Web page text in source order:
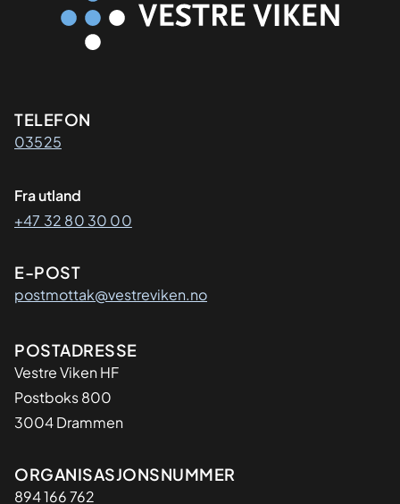
Kontaktinformasjon
TELEFON
03525
Fra utland
+47 32 80 30 00
E-POST
postmottak@vestreviken.no
Adresse
POSTADRESSE
Vestre Viken HF
Postboks 800
3004 Drammen
Organisasjon
ORGANISASJONSNUMMER
894 166 762